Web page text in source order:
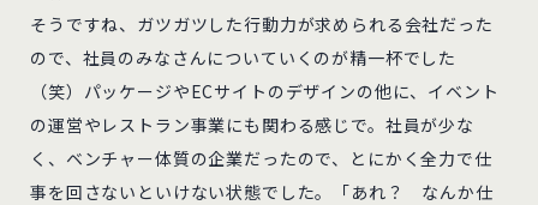
そうですね、ガツガツした行動力が求められる会社だった
ので、社員のみなさんについていくのが精一杯でした
（笑）パッケージやECサイトのデザインの他に、イベント
の運営やレストラン事業にも関わる感じで。社員が少な
く、ベンチャー体質の企業だったので、とにかく全力で仕
事を回さないといけない状態でした。「あれ？ なんか仕